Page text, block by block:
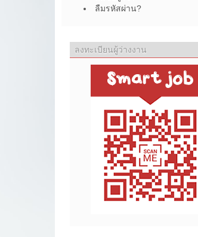
ลืมรหัสผ่าน?
ลงทะเบียนผู้ว่างงาน